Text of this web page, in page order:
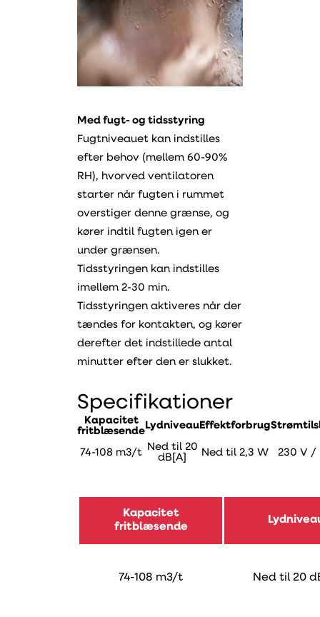
Med fugt- og tidsstyring
Fugtniveauet kan indstilles
efter behov (mellem 60-90%
RH), hvorved ventilatoren
starter når fugten i rummet
overstiger denne grænse, og
kører indtil fugten igen er
under grænsen.
Tidsstyringen kan indstilles
imellem 2-30 min.
Tidsstyringen aktiveres når der
tændes for kontakten, og kører
derefter det indstillede antal
minutter efter den er slukket.
Specifikationer
Kapacitet
fritblæsende
LydniveauEffektforbrug
74-108 m3/t
Ned til 20
dB[A]
Ned til 2,3 W 230 V /
Kapacitet
fritblæsende
74-108 m3/t Ned til 20